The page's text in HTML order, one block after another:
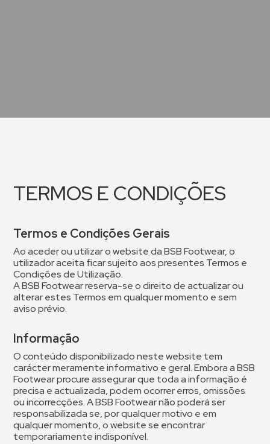
TERMOS E CONDIÇÕES
Termos e Condições Gerais
Ao aceder ou utilizar o website da BSB Footwear, o
utilizador aceita ficar sujeito aos presentes Termos e
Condições de Utilização.
A BSB Footwear reserva-se o direito de actualizar ou
alterar estes Termos em qualquer momento e sem
aviso prévio.
Informação
O conteúdo disponibilizado neste website tem
carácter meramente informativo e geral. Embora a BSB
Footwear procure assegurar que toda a informação é
precisa e actualizada, podem ocorrer erros, omissões
ou incorrecções. A BSB Footwear não poderá ser
responsabilizada se, por qualquer motivo e em
qualquer momento, o website se encontrar
temporariamente indisponível.